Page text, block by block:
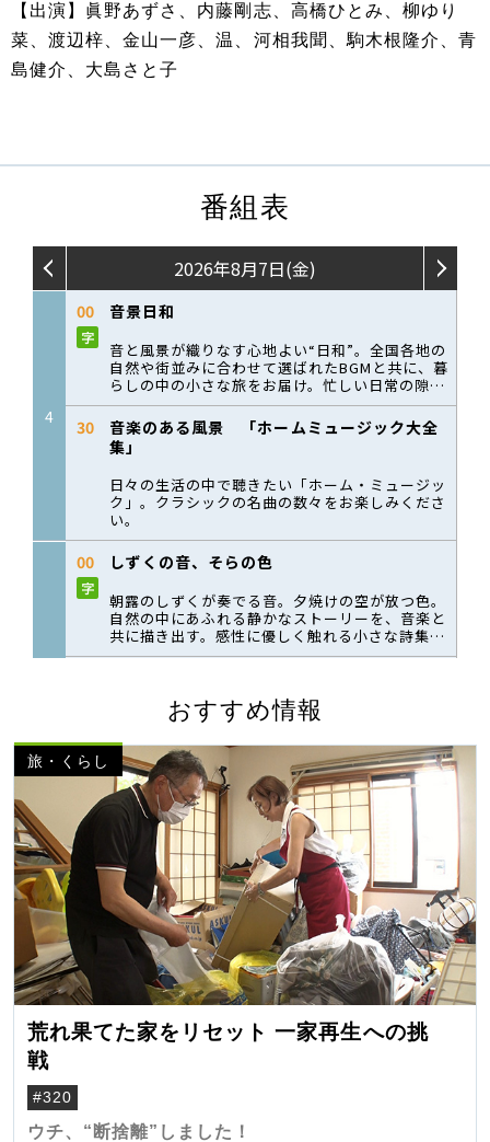
【出演】眞野あずさ、内藤剛志、高橋ひとみ、柳ゆり
菜、渡辺梓、金山一彦、温、河相我聞、駒木根隆介、青
島健介、大島さと子
番組表
おすすめ情報
旅・くらし
荒れ果てた家をリセット 一家再生への挑
戦
#320
ウチ、“断捨離”しました！